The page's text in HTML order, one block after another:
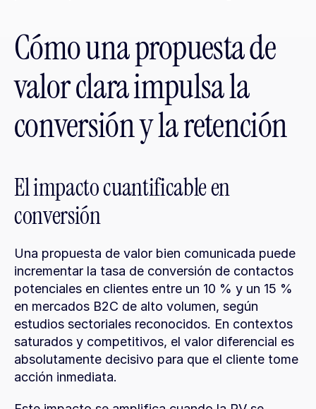
Cómo una propuesta de
valor clara impulsa la
conversión y la retención
El impacto cuantificable en
conversión
Una propuesta de valor bien comunicada puede
incrementar la tasa de conversión de contactos
potenciales en clientes entre un 10 % y un 15 %
en mercados B2C de alto volumen, según
estudios sectoriales reconocidos. En contextos
saturados y competitivos, el valor diferencial es
absolutamente decisivo para que el cliente tome
acción inmediata.